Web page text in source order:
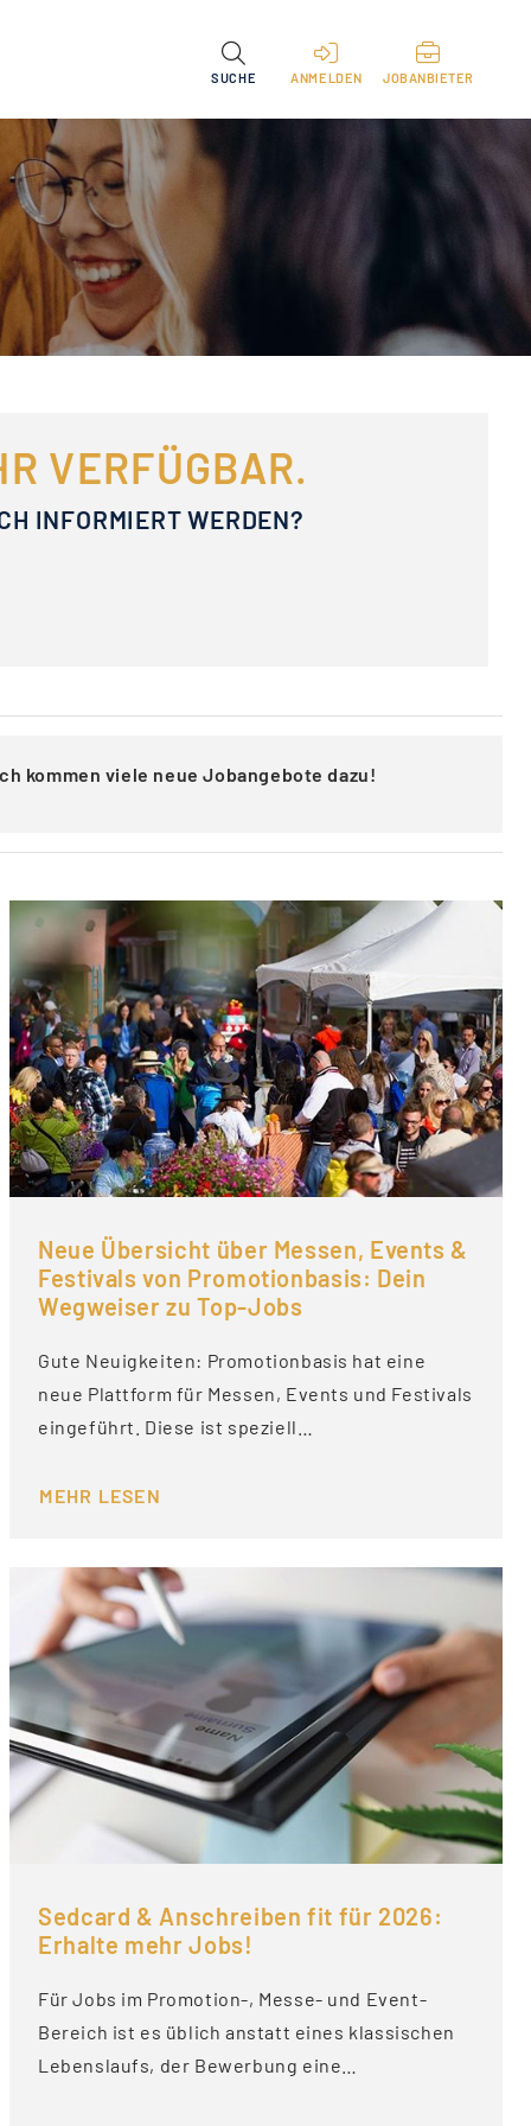
SUCHE ANMELDEN JOBANBIETER
VERFÜGBAR.
INFORMIERT WERDEN?
kommen viele neue Jobangebote dazu!
Neue Übersicht über Messen, Events &
Festivals von Promotionbasis: Dein
Wegweiser zu Top-Jobs
Gute Neuigkeiten: Promotionbasis hat eine
neue Plattform für Messen, Events und Festivals
eingeführt. Diese ist speziell…
MEHR LESEN
Sedcard & Anschreiben fit für 2026:
Erhalte mehr Jobs!
Für Jobs im Promotion-, Messe- und Event-
Bereich ist es üblich anstatt eines klassischen
Lebenslaufs, der Bewerbung eine…